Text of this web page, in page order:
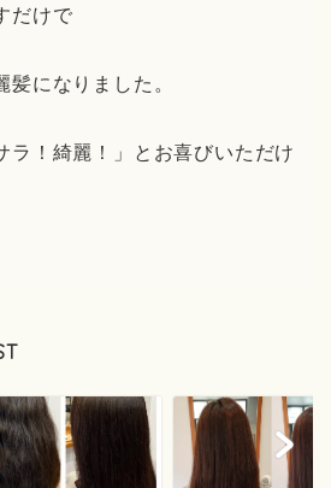
だけで
になりました。
ラ！綺麗！」とお喜びいただけ